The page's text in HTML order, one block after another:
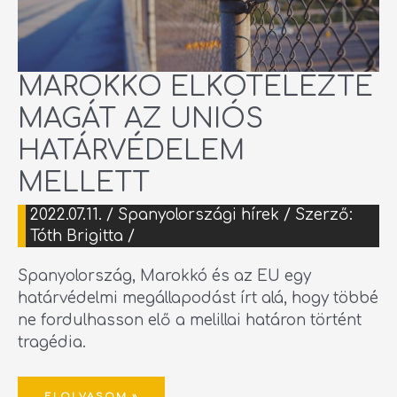
MAROKKÓ ELKÖTELEZTE
MAGÁT AZ UNIÓS
HATÁRVÉDELEM
MELLETT
2022.07.11. / Spanyolországi hírek / Szerző:
Tóth Brigitta /
Spanyolország, Marokkó és az EU egy
határvédelmi megállapodást írt alá, hogy többé
ne fordulhasson elő a melillai határon történt
tragédia.